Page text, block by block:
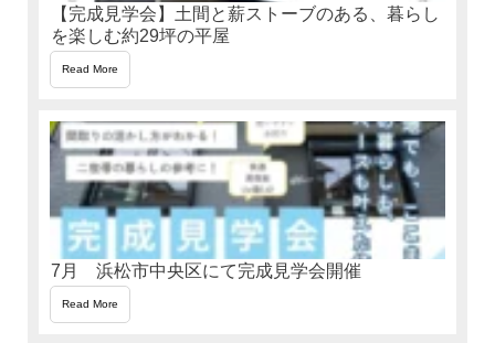
【完成見学会】土間と薪ストーブのある、暮らし
を楽しむ約29坪の平屋
Read More
7月 浜松市中央区にて完成見学会開催
Read More